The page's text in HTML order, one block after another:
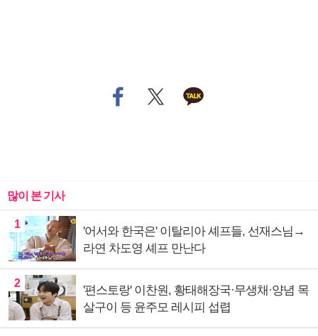
많이 본 기사
1
'어서와 한국은' 이탈리아 셰프들, 선재스님→
라연 차도영 셰프 만난다
2
'편스토랑' 이찬원, 황태해장국·무생채·양념 목
살구이 등 윤주모 레시피 섭렵